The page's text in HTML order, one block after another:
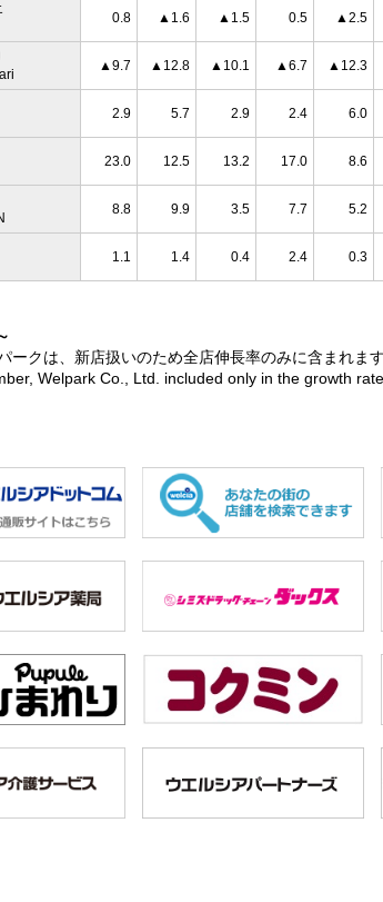
0.8 ▲1.6 ▲1.5 0.5 ▲2.5
▲9.7 ▲12.8 ▲10.1 ▲6.7 ▲12.3
2.9 5.7 2.9 2.4 6.0
23.0 12.5 13.2 17.0 8.6
8.8 9.9 3.5 7.7 5.2
1.1 1.4 0.4 2.4 0.3
ークは、新店扱いのため全店伸長率のみに含まれます
Welpark Co., Ltd. included only in the growth